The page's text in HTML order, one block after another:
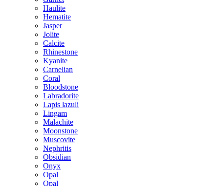
Haulite
Hematite
Jasper
Jolite
Calcite
Rhinestone
Kyanite
Carnelian
Coral
Bloodstone
Labradorite
Lapis lazuli
Lingam
Malachite
Moonstone
Muscovite
Nephritis
Obsidian
Onyx
Opal
Opal